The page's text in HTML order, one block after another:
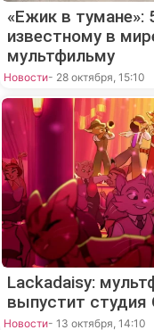
«Ежик в тумане»:
известному в
мультфильму
Новости- 28 октября, 15:10
Lackadaisy:
выпустит студия
Новости- 13 октября, 14:10